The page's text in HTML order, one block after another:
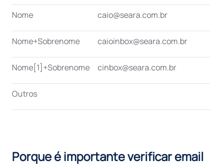
Nome
caio@seara.com.br
Nome+Sobrenome caioinbox@seara.com.br
Nome[1]+Sobrenome cinbox@seara.com.br
Outros
Porque é importante verificar email